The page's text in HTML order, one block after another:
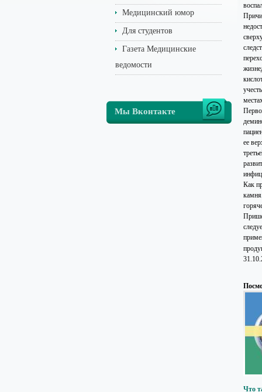
Медицинский юмор
Для студентов
Газета Медицинские
ведомости
Мы Вконтакте
ее
Как
Что